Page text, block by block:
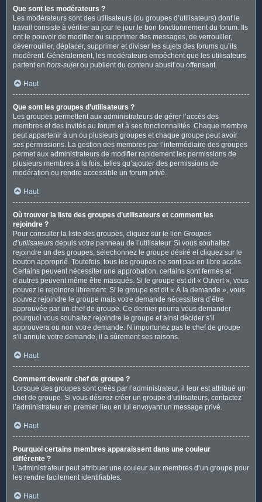
Que sont les modérateurs ?
Les modérateurs sont des utilisateurs (ou groupes d’utilisateurs) dont le
travail consiste à vérifier au jour le jour le bon fonctionnement du forum. Ils
ont le pouvoir de modifier ou supprimer des messages, de verrouiller,
déverrouiller, déplacer, supprimer et diviser les sujets des forums qu’ils
modèrent. Généralement, les modérateurs empêchent que les utilisateurs
partent en hors-sujetou publient du contenu abusif ou offensant.
Haut
Que sont les groupes d’utilisateurs ?
Les groupes permettent aux administrateurs de gérer l’accès des
membres et des invités au forum et à ses fonctionnalités. Chaque membre
peut appartenir à un ou plusieurs groupes et chaque groupe peut avoir
ses permissions. La gestion des membres par l’intermédiaire des groupes
permet aux administrateurs de modifier rapidement les permissions de
plusieurs membres à la fois, telles qu’ajouter des permissions de
modération ou rendre accessible un forum privé.
Haut
Où trouver la liste des groupes d’utilisateurs et comment les
rejoindre ?
Pour consulter la liste des groupes, cliquez sur le lien Groupes
d’utilisateurs depuis votre panneau de l’utilisateur. Si vous souhaitez
rejoindre un des groupes, sélectionnez le groupe désiré et cliquez sur le
bouton approprié. Toutefois, tous les groupes ne sont pas en libre accès.
Certains peuvent nécessiter une approbation, certains sont fermés et
d’autres peuvent même être masqués. Si le groupe est dit « Ouvert », vous
pouvez le rejoindre librement. Si le groupe est dit « À la demande », vous
pouvez rejoindre le groupe mais votre demande nécessitera d’être
approuvée par un chef de groupe. Ce dernier pourra vous demander
pourquoi vous souhaitez rejoindre le groupe et ainsi décider s’il
approuvera ou non votre demande. N’importunez pas le chef de groupe
s’il annule votre demande, il a sûrement ses raisons.
Haut
Comment devenir chef de groupe ?
Lorsque des groupes sont créés par l’administrateur, il leur est attribué un
chef de groupe. Si vous désirez créer un groupe d’utilisateurs, contactez
l’administrateur en premier lieu en lui envoyant un message privé.
Haut
Pourquoi certains membres apparaissent dans une couleur
différente ?
L’administrateur peut attribuer une couleur aux membres d’un groupe pour
les rendre facilement identifiables.
Haut